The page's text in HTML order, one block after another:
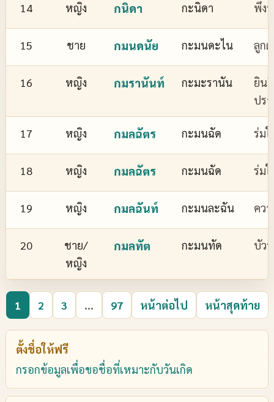
14 หญิง กนิดา กะนิดา พึง
15 ชาย กมนดนัย กะมนดะไน ลูก
16 หญิง กมรานันท์ กะมะรานัน
ยิน
ปร
17 หญิง กมลฉัตร กะมนฉัด ร่มใ
18 หญิง กมลฉัตร กะมนฉัด ร่มใ
19 หญิง กมลฉันท์ กะมนละฉัน คว
20
ชาย/
หญิง
กมลทัต กะมนทัด บัว
1 2 3 ... 97 หน้าต่อไป หน้าสุดท้าย
ตั้งชื่อให้ฟรี
กรอกข้อมูลเพื่อขอชื่อที่เหมาะกับวันเกิด